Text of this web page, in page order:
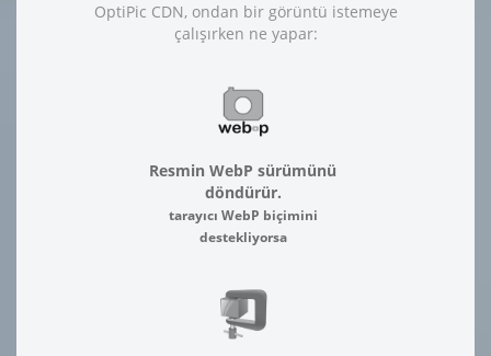
OptiPic CDN, ondan bir görüntü istemeye
çalışırken ne yapar:
Resmin WebP sürümünü
döndürür.
tarayıcı WebP biçimini
destekliyorsa